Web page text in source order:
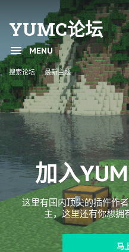
YUMC论坛
MENU
搜索论坛 最新主题
加入
这里有国内顶尖的插件作
主，这里还有你想
马